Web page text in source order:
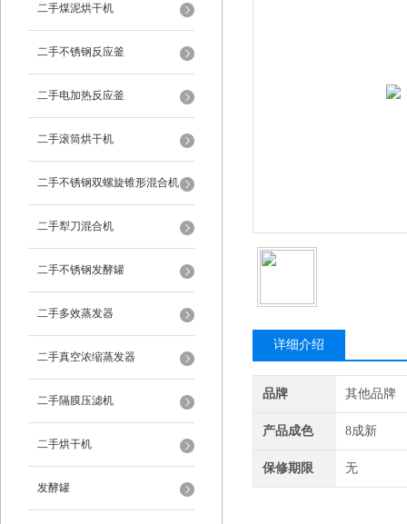
二手煤泥烘干机
二手不锈钢反应釜
二手电加热反应釜
二手滚筒烘干机
二手不锈钢双螺旋锥形混合机
二手犁刀混合机
二手不锈钢发酵罐
二手多效蒸发器
二手真空浓缩蒸发器
二手隔膜压滤机
二手烘干机
发酵罐
详细介绍
品牌 其他品牌
产品成色 8成新
保修期限 无